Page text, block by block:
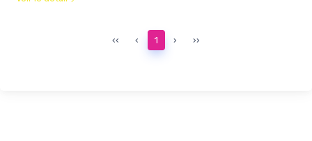
‹‹ ‹ 1 › ››